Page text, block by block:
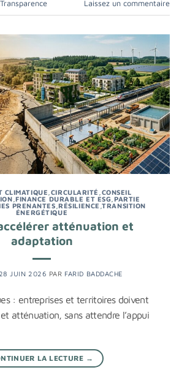
Transparence Laissez un commentaire
CLIMATIQUE CIRCULARITÉ CONSEIL
,FINANCE DURABLE ET ESG ,PARTIE
PRENANTES ,RÉSILIENCE ,TRANSITION
ÉNERGÉTIQUE
atténuation et
adaptation
28 JUIN 2026 PAR FARID BADDACHE
: entreprises et territoires doivent
atténuation, sans attendre l’appui
LA LECTURE →